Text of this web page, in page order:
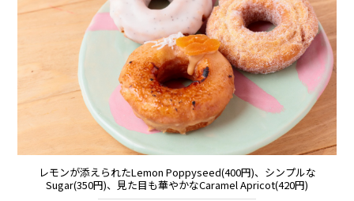
レモンが添えられたLemon Poppyseed(400円)、シンプルな
Sugar(350円)、見た目も華やかなCaramel Apricot(420円)